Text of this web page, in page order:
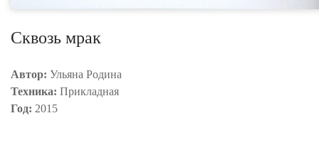
Сквозь мрак
Автор: Ульяна Родина
Техника: Прикладная
Год: 2015